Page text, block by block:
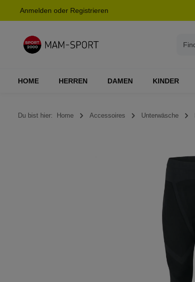
Zur Hauptnavigation springen
Anmelden oder Registrieren
HOME HERREN DAMEN KINDER
Du bist hier: Home Accessoires Unterwäsche